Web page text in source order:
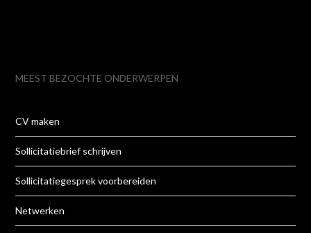
MEEST BEZOCHTE ONDERWERPEN
CV maken
Sollicitatiebrief schrijven
Sollicitatiegesprek voorbereiden
Netwerken